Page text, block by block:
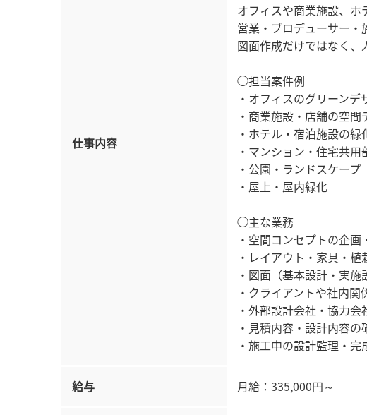
仕事内容
オフィスや商業施設、ホ
営業・プロデューサー・
図面作成だけではなく、
◯担当案件例
・オフィスのグリーンデ
・商業施設・店舗の空
・ホテル・宿泊施設の緑
・マンション・住宅共用
・公園・ランドスケープ
・屋上・屋内緑化
◯主な業務
・空間コンセプトの企画
・レイアウト・家具・
・図面（基本設計・実
・クライアントや社内関
・外部設計会社・協力会
・見積内容・設計内容の
・施工中の設計監理・
給与 月給：335,000円～